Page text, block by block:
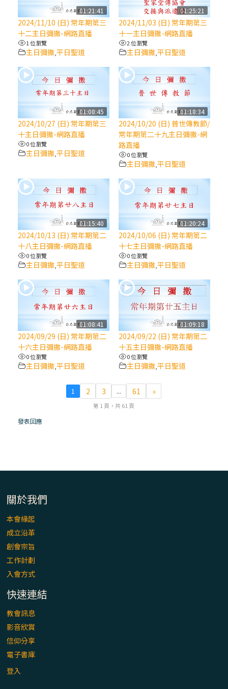
【信仰之旅】第八集：「耶穌為什麼降生到
人世」—高樂祈修女
2025/10/10【萬物讚頌頌歌 – 太陽與生態音
樂會】紀念聖方濟與已逝教宗方濟各（中）
2025/10/10【萬物讚頌頌歌 – 太陽與生態音
樂會】紀念聖方濟與已逝教宗方濟各（下）
2025/10/10【萬物讚頌頌歌 – 太陽與生態音
樂會】紀念聖方濟與已逝教宗方濟各（上）
(9完結)黃敏正主教帶你做【將臨期避靜】—
匝凱的「新生命」：利他與內化
(8)黃敏正主教帶你做【將臨期避靜】—耶穌
降生成人與人同在＝「厄瑪努爾」
(7)黃敏正主教帶你做【將臨期避靜】—耶穌
降生人間，需要人的「接納」
(6)黃敏正主教帶你做【將臨期避靜】—「馬
槽」═「謙卑」
(5)黃敏正主教帶你做【將臨期避靜】—「福
傳」：講耶穌的故事
(4)黃敏正主教帶你做【將臨期避靜】—匝凱
「想看」耶穌，耶穌「走近」匝凱
(3)黃敏正主教帶你做【將臨期避靜】—「轉
01:21:41
2024/11/10 (日) 常年期第三
十二主日彌撒-網路直播
1 位瀏覽
主日彌撒 ,平日聖道
01:25:21
2024/11/03 (日) 常年期第三
十一主日彌撒-網路直播
2 位瀏覽
主日彌撒, 平日聖道
01:08:45
2024/10/27 (日) 常年期第三
十主日彌撒-網路直播
0 位瀏覽
主日彌撒 ,平日聖道
01:18:34
2024/10/20 (日) 普世傳教節/
常年期第二十九主日彌撒-網
路直播
0 位瀏覽
主日彌撒, 平日聖道
01:15:40
2024/10/13 (日) 常年期第二
十八主日彌撒-網路直播
0 位瀏覽
主日彌撒 ,平日聖道
01:20:24
2024/10/06 (日) 常年期第二
十七主日彌撒-網路直播
0 位瀏覽
主日彌撒, 平日聖道
01:08:41
2024/09/29 (日) 常年期第二
十六主日彌撒-網路直播
0 位瀏覽
主日彌撒 ,平日聖道
01:09:18
2024/09/22 (日) 常年期第二
十五主日彌撒-網路直播
0 位瀏覽
主日彌撒, 平日聖道
1 2 3 ... 61 »
第 1 頁，共 61 頁
發表回應
關於我們
本會緣起
成立沿革
創會宗旨
工作計劃
入會方式
快速連結
教會訊息
影音欣賞
信仰分享
電子書庫
登入